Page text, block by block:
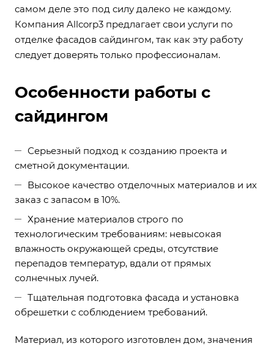
самом деле это под силу далеко не каждому.
Компания Allcorp3 предлагает свои услуги по
отделке фасадов сайдингом, так как эту работу
следует доверять только профессионалам.
Особенности работы с
сайдингом
Серьезный подход к созданию проекта и
сметной документации.
Высокое качество отделочных материалов и их
заказ с запасом в 10%.
Хранение материалов строго по
технологическим требованиям: невысокая
влажность окружающей среды, отсутствие
перепадов температур, вдали от прямых
солнечных лучей.
Тщательная подготовка фасада и установка
обрешетки с соблюдением требований.
Материал, из которого изготовлен дом, значения